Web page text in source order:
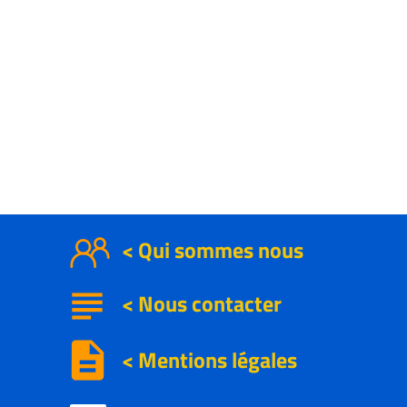
< Qui sommes nous
< Mentions légales
description
<Nous contacter
subject